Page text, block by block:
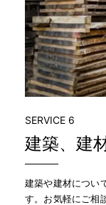
建築、建
SERVICE 6
建築や建材につい
す。お気軽にご相